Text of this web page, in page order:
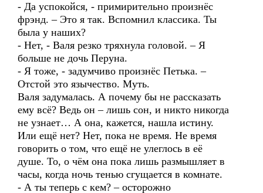
- Да успокойся, - примирительно произнёс
фрэнд. – Это я так. Вспомнил классика. Ты
была у наших?
- Нет, - Валя резко тряхнула головой. – Я
больше не дочь Перуна.
- Я тоже, - задумчиво произнёс Петька. –
Отстой это язычество. Муть.
Валя задумалась. А почему бы не рассказать
ему всё? Ведь он – лишь сон, и никто никогда
не узнает… А она, кажется, нашла истину.
Или ещё нет? Нет, пока не время. Не время
говорить о том, что ещё не улеглось в её
душе. То, о чём она пока лишь размышляет в
часы, когда ночь тенью сгущается в комнате.
- А ты теперь с кем? – осторожно